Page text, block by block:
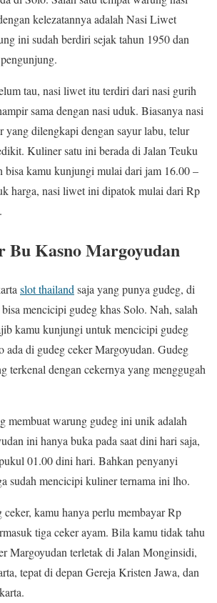
kelezatannya adalah Nasi Liwet
ini sudah berdiri sejak tahun 1950 dan
tau, nasi liwet itu terdiri dari nasi gurih
sama dengan nasi uduk. Biasanya nasi
dilengkapi dengan sayur labu, telur
Kuliner satu ini berada di Jalan Teuku
bisa kamu kunjungi mulai dari jam 16.00 –
harga, nasi liwet ini dipatok mulai dari Rp
Bu Kasno Margoyudan
slot thailand saja yang punya gudeg, di
mencicipi gudeg khas Solo. Nah, salah
kamu kunjungi untuk mencicipi gudeg
ada di gudeg ceker Margoyudan. Gudeg
terkenal dengan cekernya yang menggugah
membuat warung gudeg ini unik adalah
ini hanya buka pada saat dini hari saja,
01.00 dini hari. Bahkan penyanyi
sudah mencicipi kuliner ternama ini lho.
kamu hanya perlu membayar Rp
tiga ceker ayam. Bila kamu tidak tahu
Margoyudan terletak di Jalan Monginsidi,
tepat di depan Gereja Kristen Jawa, dan